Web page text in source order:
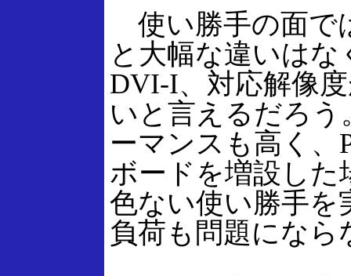
使い勝手の面で
と大幅な違いは
DVI-I、対応解像
いと言えるだろ
ーマンスも高く、
ボードを増設した
色ない使い勝手を
負荷も問題になら